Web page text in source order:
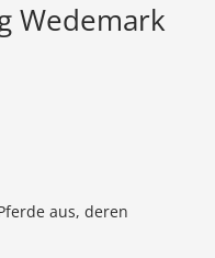
Wedemark
aus, deren